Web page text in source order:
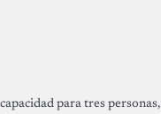
para tres personas,